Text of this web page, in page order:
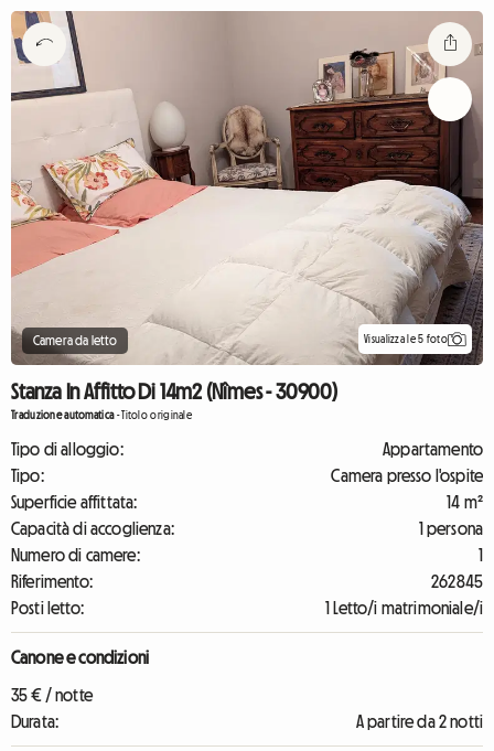
Camera da letto Visualizza le 5 foto
Stanza In Affitto Di 14m2 (Nîmes - 30900)
Traduzione automatica-Titolo originale
Tipo di alloggio:
Appartamento
Tipo:
Camera presso l'ospite
Superficie affittata:
14 m²
Capacità di accoglienza:
1 persona
Numero di camere:
1
Riferimento:
262845
Posti letto:
1 Letto/i matrimoniale/i
Canone e condizioni
35 € / notte
Durata:
A partire da 2 notti